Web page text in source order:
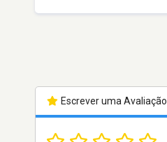
Escrever uma Avaliação